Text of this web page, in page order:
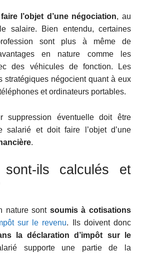
faire l’objet d’une négociation, au
salaire. Bien entendu, certaines
sont plus à même de
en nature comme les
des véhicules de fonction. Les
stratégiques négocient quant à eux
et ordinateurs portables.
suppression éventuelle doit être
salarié et doit faire l’objet d’une
.
sont-ils calculés et
nature sont soumis à cotisations
sur le revenu. Ils doivent donc
la déclaration d’impôt sur le
supporte une partie de la